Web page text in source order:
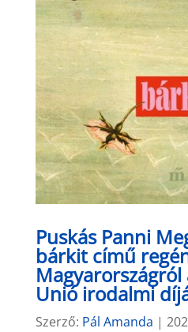
Puskás Panni
bárkit című
Magyarországról
Unió irodalmi
Szerző: Pál Amanda |